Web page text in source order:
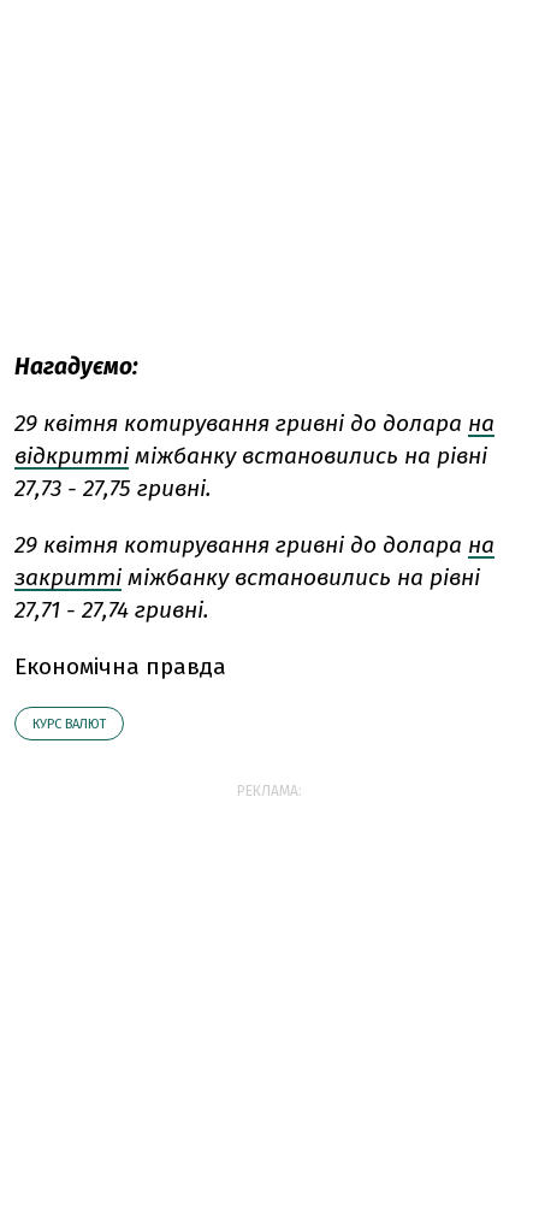
Нагадуємо:
29 квітня котирування гривні до долара на
відкритті міжбанку встановились на рівні
27,73 - 27,75 гривні.
29 квітня котирування гривні до долара на
закритті міжбанку встановились на рівні
27,71 - 27,74 гривні.
Економічна правда
КУРС ВАЛЮТ
РЕКЛАМА: